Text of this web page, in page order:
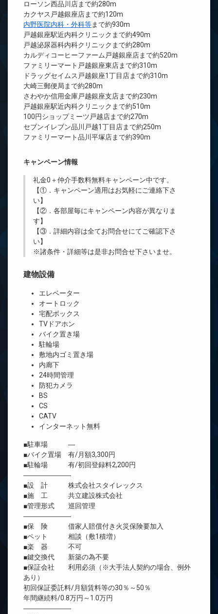
ローソン西品川店まで約280m
カクヤス戸越銀座店まで約120m
内野医院内科・外科等まで約930m
戸越銀座駅近内科クリニックまで約490m
戸越泌尿器科内科クリニックまで約280m
カルディコーヒーファーム戸越銀座店まで約520m
ファミリーマート戸越銀座東店まで約310m
ドラッグセイムス戸越銀座1丁目店まで約310m
大崎三郵便局まで約280m
さわやか信用金庫戸越銀座支店まで約230m
戸越銀座駅近内科クリニックまで約510m
100円ショップミーツ戸越店まで約270m
セブンイレブン品川戸越1丁目店まで約250m
ファミリーマート品川平塚店まで約390m
キャンペーン情報
礼金0 ＋仲介手数料無料キャンペーン中です。
【①．キャンペーン適用はお気軽にご連絡下さ
い】
【②．各部屋毎にキャンペーン内容が異なりま
す】
【③．詳細内容は全てお問合せにてご確認下さ
い】
※諸条件・詳細等は是非お問合せ下さいませ。
建物設備
エレベーター
オートロック
宅配ボックス
TVドアホン
バイク置き場
駐輪場
敷地内ゴミ置き場
内廊下
24時間管理
防犯カメラ
BS
CS
CATV
インターネット無料
■駐車場 ―
■バイク置場 有/月額3,300円
■駐輪場 有/初回登録料2,200円
―――――――
■設 計 株式会社スタイレックス
■施 工 共立建設株式会社
■管理形式 巡回管理
―――――――
■保 険 借家人賠償付き火災保険要加入
■ペット 相談（敷1積増）
■楽 器 不可
■鍵交換代 新築の為不要
■保証会社 利用必須（※大手法人契約の場合、例外
あり）
初回保証委託料/月額賃料等の30％～50％
年間継続料/0.8万円～1.0万円
―――――――